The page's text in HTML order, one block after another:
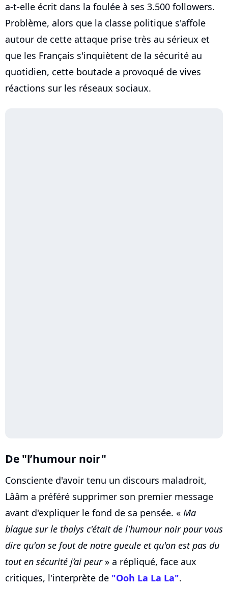
a-t-elle écrit dans la foulée à ses 3.500 followers.
Problème, alors que la classe politique s'affole
autour de cette attaque prise très au sérieux et
que les Français s'inquiètent de la sécurité au
quotidien, cette boutade a provoqué de vives
réactions sur les réseaux sociaux.
De "l’humour noir"
Consciente d'avoir tenu un discours maladroit,
Lââm a préféré supprimer son premier message
avant d'expliquer le fond de sa pensée. « Ma
blague sur le thalys c'était de l'humour noir pour vous
dire qu'on se fout de notre gueule et qu'on est pas du
tout en sécurité j’ai peur» a répliqué, face aux
critiques, l'interprète de "Ooh La La La".